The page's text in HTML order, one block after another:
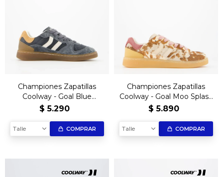
Championes Zapatillas
Coolway - Goal Blue
Horizon
$ 5.290
Talle COMPRAR
Championes Zapatillas
Coolway - Goal Moo Splash
Edición Limitada
$ 5.890
Talle COMPRAR